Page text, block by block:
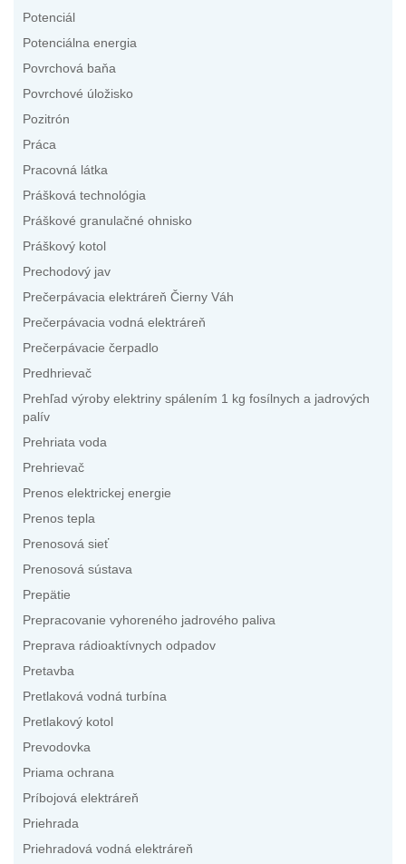
Potenciál
Potenciálna energia
Povrchová baňa
Povrchové úložisko
Pozitrón
Práca
Pracovná látka
Prášková technológia
Práškové granulačné ohnisko
Práškový kotol
Prechodový jav
Prečerpávacia elektráreň Čierny Váh
Prečerpávacia vodná elektráreň
Prečerpávacie čerpadlo
Predhrievač
Prehľad výroby elektriny spálením 1 kg fosílnych a jadrových
palív
Prehriata voda
Prehrievač
Prenos elektrickej energie
Prenos tepla
Prenosová sieť
Prenosová sústava
Prepätie
Prepracovanie vyhoreného jadrového paliva
Preprava rádioaktívnych odpadov
Pretavba
Pretlaková vodná turbína
Pretlakový kotol
Prevodovka
Priama ochrana
Príbojová elektráreň
Priehrada
Priehradová vodná elektráreň